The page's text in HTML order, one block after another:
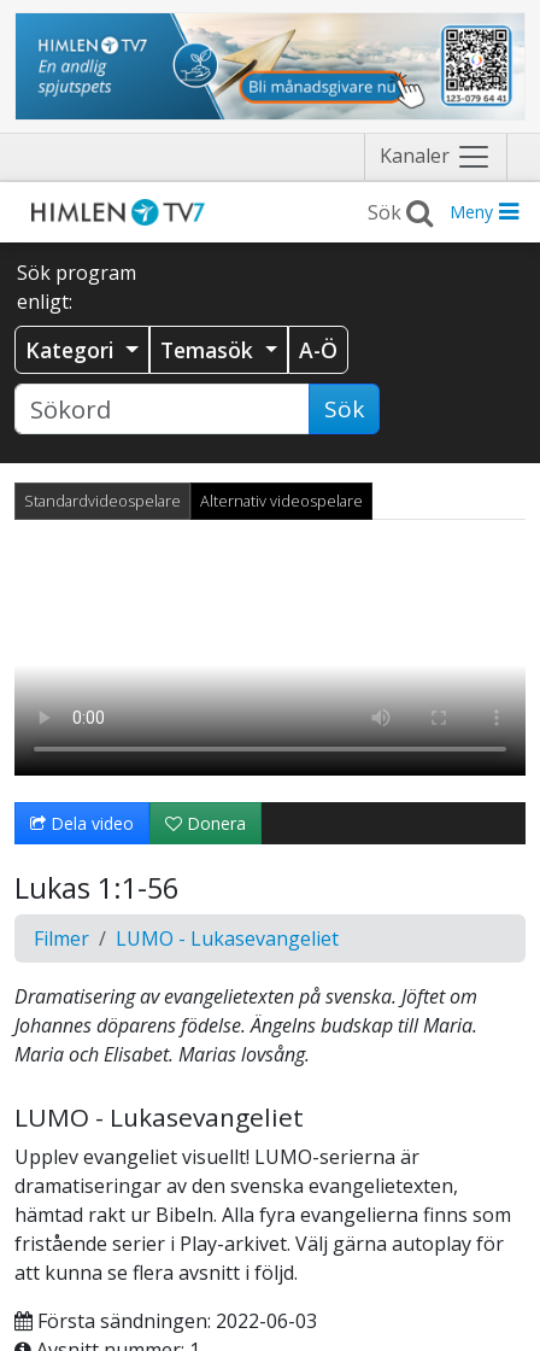
Kanaler Näytä
valikko
Meny
Sök program
enligt:
Kategori Temasök A-Ö
Sök
Standardvideospelare Alternativ videospelare
Dela video Donera
Lukas 1:1-56
Filmer LUMO - Lukasevangeliet
Dramatisering av evangelietexten på svenska. Jöftet om
Johannes döparens födelse. Ängelns budskap till Maria.
Maria och Elisabet. Marias lovsång.
LUMO - Lukasevangeliet
Upplev evangeliet visuellt! LUMO-serierna är
dramatiseringar av den svenska evangelietexten,
hämtad rakt ur Bibeln. Alla fyra evangelierna finns som
fristående serier i Play-arkivet. Välj gärna autoplay för
att kunna se flera avsnitt i följd.
Första sändningen: 2022-06-03